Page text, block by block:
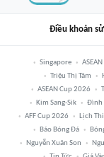
Điều khoản
Singapore
Triệu Thị Tâm
ASEAN Cup 2026
Kim Sang-Sik
Đình
AFF Cup 2026
Lịch
Báo Bóng Đá
Nguyễn Xuân Son